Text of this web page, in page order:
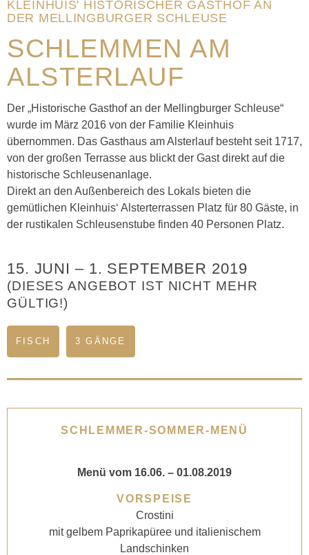
KLEINHUIS' HISTORISCHER GASTHOF AN
DER MELLINGBURGER SCHLEUSE
SCHLEMMEN AM
ALSTERLAUF
Der „Historische Gasthof an der Mellingburger Schleuse“
wurde im März 2016 von der Familie Kleinhuis
übernommen. Das Gasthaus am Alsterlauf besteht seit 1717,
von der großen Terrasse aus blickt der Gast direkt auf die
historische Schleusenanlage.
Direkt an den Außenbereich des Lokals bieten die
gemütlichen Kleinhuis‘ Alsterterrassen Platz für 80 Gäste, in
der rustikalen Schleusenstube finden 40 Personen Platz.
15. JUNI – 1. SEPTEMBER 2019
(DIESES ANGEBOT IST NICHT MEHR
GÜLTIG!)
FISCH 3 GÄNGE
SCHLEMMER-SOMMER- MENÜ
Menü vom 16.06. – 01.08.2019
VORSPEISE
Crostini
mit gelbem Paprikapüree und italienischem
Landschinken